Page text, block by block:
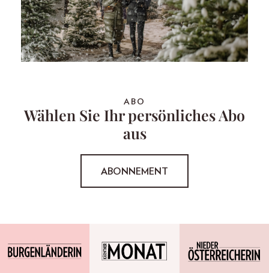
ABO
Wählen Sie Ihr persönliches Abo
aus
ABONNEMENT